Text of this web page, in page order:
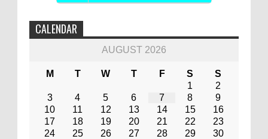
CALENDAR
AUGUST 2026
M T W T F S
S
1
2
3
4 5 6 7 8
9
10
11 12 13 14 15
16
17
18 19 20 21 22
23
24
25 26 27 28 29
30